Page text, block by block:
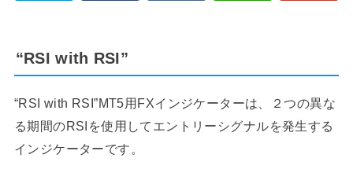
“RSI with RSI”
“RSI with RSI”MT5用FXインジケーターは、２つの異な
る期間のRSIを使用してエントリーシグナルを発生する
インジケーターです。